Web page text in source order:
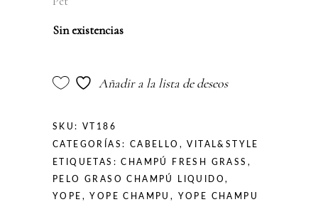
Sin existencias
Añadir a la lista de deseos
SKU: VT186
CATEGORÍAS: CABELLO ,VITAL&STYLE
ETIQUETAS:CHAMPÚ FRESH GRASS ,
PELO GRASO CHAMPÚ LIQUIDO ,
YOPE , YOPE CHAMPU ,
YOPE CHAMPU